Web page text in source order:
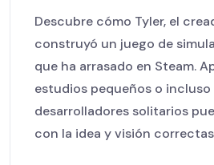
Descubre cómo Tyler, el
construyó un juego de
que ha arrasado en Steam.
estudios pequeños o incluso
desarrolladores solitarios
con la idea y visión